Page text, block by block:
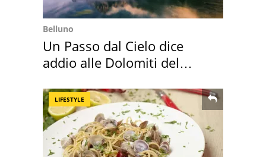
Belluno
Un Passo dal Cielo dice
addio alle Dolomiti del
LIFESTYLE